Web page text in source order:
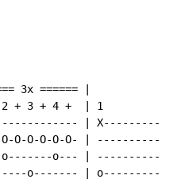
3x ====== |
+ 3 + 4 +  | 1
|
O-O-O-O-O-O-O- |
o-------o--- |
o------- |